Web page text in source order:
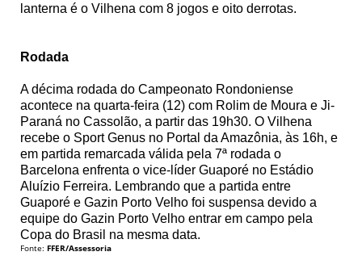
lanterna é o Vilhena com 8 jogos e oito derrotas.
Rodada
A décima rodada do Campeonato Rondoniense
acontece na quarta-feira (12) com Rolim de Moura e Ji-
Paraná no Cassolão, a partir das 19h30. O Vilhena
recebe o Sport Genus no Portal da Amazônia, às 16h, e
em partida remarcada válida pela 7ª rodada o
Barcelona enfrenta o vice-líder Guaporé no Estádio
Aluízio Ferreira. Lembrando que a partida entre
Guaporé e Gazin Porto Velho foi suspensa devido a
equipe do Gazin Porto Velho entrar em campo pela
Copa do Brasil na mesma data.
Fonte: FFER/Assessoria